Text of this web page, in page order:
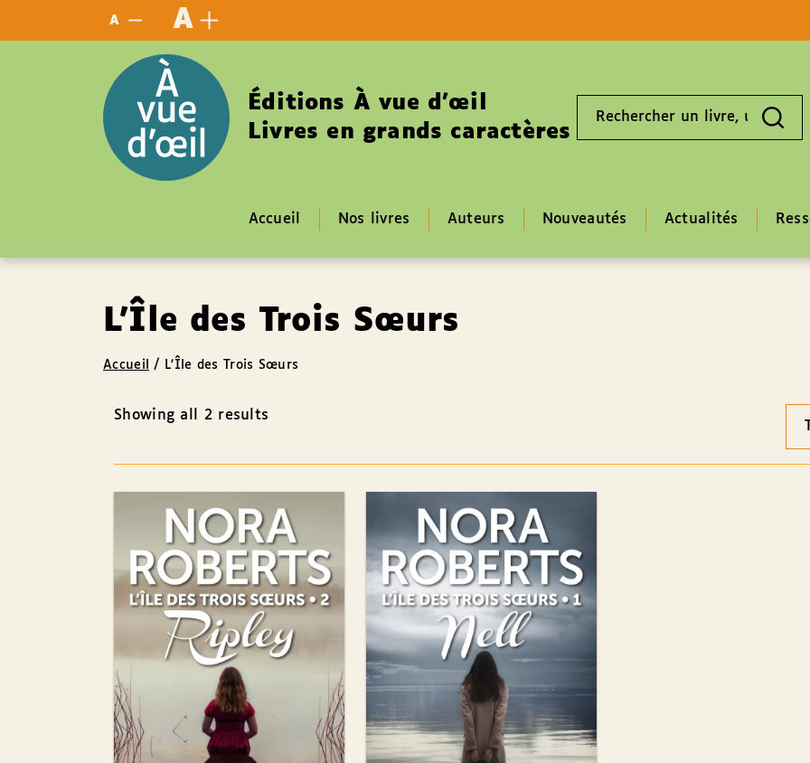
A A
Éditions À vue d’œil
Livres en grands caractères livre,
Accueil Nos livres Auteurs Nouveautés Actualités
L'Île des Trois Sœurs
Accueil / L'Île des Trois Sœurs
Showing all 2 results
Panneau de gestion des cookies